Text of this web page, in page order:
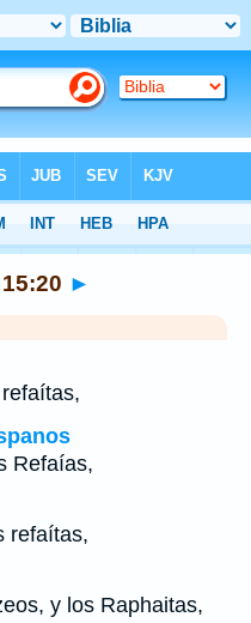
►
Refaías,
refaítas,
y los Raphaitas,